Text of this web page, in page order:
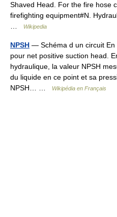
Shaved Head. For the fire hose
firefighting equipment#N.
Wikipedia
NPSH — Schéma d un circuit En
pour net positive suction head.
hydraulique, la valeur NPSH
du liquide en ce point et sa
NPSH… …
Wikipédia en Français